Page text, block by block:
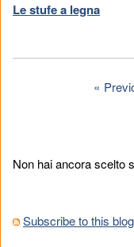
Le stufe a legna
Non hai ancora scelto
Subscribe to this